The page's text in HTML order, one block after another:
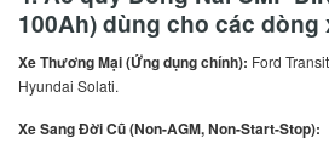
100Ah)dùng cho các dòng
Xe Thương Mại (Ứng dụng chính): Ford
Hyundai Solati.
Xe Sang Đời Cũ (Non-AGM, Non-Start-Stop):